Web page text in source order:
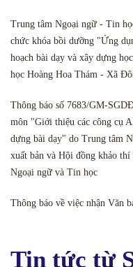
Trung tâm Ngoại ngữ - Tin
chức khóa bồi dưỡng "Ứng
hoạch bài dạy và xây dựng
học Hoàng Hoa Thám - Xã
Thông báo số 7683/GM-
môn "Giới thiệu các công cụ
dựng bài dạy" do Trung tâm
xuất bản và Hội đồng khảo
Ngoại ngữ và Tin học
Thông báo về việc nhận Văn
Tin tức từ